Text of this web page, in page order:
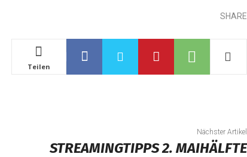
SHARE
Teilen
Nächster Artikel
STREAMINGTIPPS 2. MAIHÄLFTE